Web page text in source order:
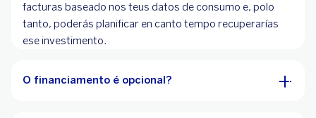
facturas baseado nos teus datos de consumo e, polo
tanto, poderás planificar en canto tempo recuperarías
ese investimento.
O financiamento é opcional?